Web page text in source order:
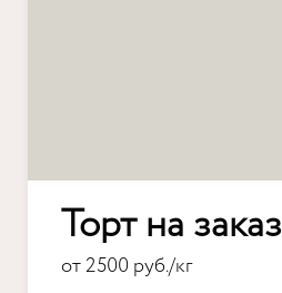
Торт на заказ
от 2500 руб./кг